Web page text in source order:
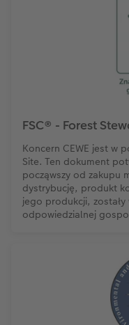
FSC® - Forest
Koncern CEWE jest w
Site. Ten dokument
począwszy od zakupu
dystrybucję, produkt
jego produkcji,
odpowiedzialnej